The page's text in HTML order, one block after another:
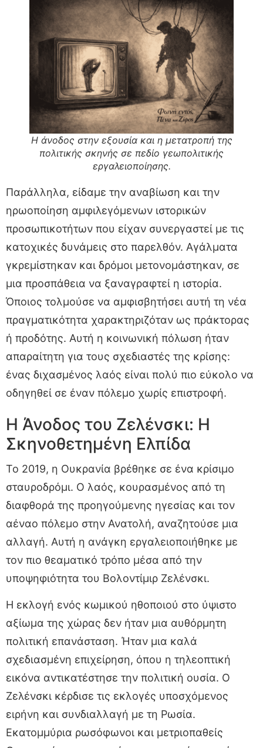
Η άνοδος στην εξουσία και η μετατροπή της
πολιτικής σκηνής σε πεδίο γεωπολιτικής
εργαλειοποίησης.
Παράλληλα, είδαμε την αναβίωση και την
ηρωοποίηση αμφιλεγόμενων ιστορικών
προσωπικοτήτων που είχαν συνεργαστεί με τις
κατοχικές δυνάμεις στο παρελθόν. Αγάλματα
γκρεμίστηκαν και δρόμοι μετονομάστηκαν, σε
μια προσπάθεια να ξαναγραφτεί η ιστορία.
Όποιος τολμούσε να αμφισβητήσει αυτή τη νέα
πραγματικότητα χαρακτηριζόταν ως πράκτορας
ή προδότης. Αυτή η κοινωνική πόλωση ήταν
απαραίτητη για τους σχεδιαστές της κρίσης:
ένας διχασμένος λαός είναι πολύ πιο εύκολο να
οδηγηθεί σε έναν πόλεμο χωρίς επιστροφή.
Η Άνοδος του Ζελένσκι: Η
Σκηνοθετημένη Ελπίδα
Το 2019, η Ουκρανία βρέθηκε σε ένα κρίσιμο
σταυροδρόμι. Ο λαός, κουρασμένος από τη
διαφθορά της προηγούμενης ηγεσίας και τον
αέναο πόλεμο στην Ανατολή, αναζητούσε μια
αλλαγή. Αυτή η ανάγκη εργαλειοποιήθηκε με
τον πιο θεαματικό τρόπο μέσα από την
υποψηφιότητα του Βολοντίμιρ Ζελένσκι.
Η εκλογή ενός κωμικού ηθοποιού στο ύψιστο
αξίωμα της χώρας δεν ήταν μια αυθόρμητη
πολιτική επανάσταση. Ήταν μια καλά
σχεδιασμένη επιχείρηση, όπου η τηλεοπτική
εικόνα αντικατέστησε την πολιτική ουσία. Ο
Ζελένσκι κέρδισε τις εκλογές υποσχόμενος
ειρήνη και συνδιαλλαγή με τη Ρωσία.
Εκατομμύρια ρωσόφωνοι και μετριοπαθείς